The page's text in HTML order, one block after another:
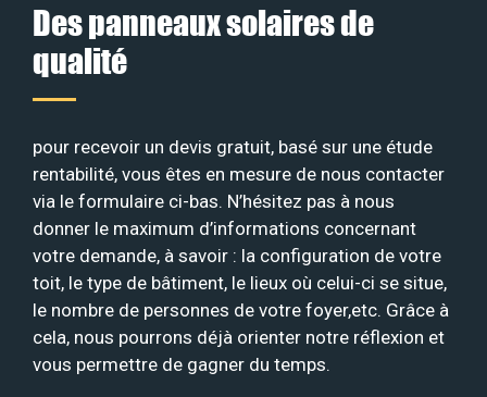
Des panneaux solaires de
qualité
pour recevoir un devis gratuit, basé sur une étude
rentabilité, vous êtes en mesure de nous contacter
via le formulaire ci-bas. N’hésitez pas à nous
donner le maximum d’informations concernant
votre demande, à savoir : la configuration de votre
toit, le type de bâtiment, le lieux où celui-ci se situe,
le nombre de personnes de votre foyer,etc. Grâce à
cela, nous pourrons déjà orienter notre réflexion et
vous permettre de gagner du temps.